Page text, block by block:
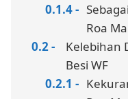
Roa
Kelebihan
Besi WF